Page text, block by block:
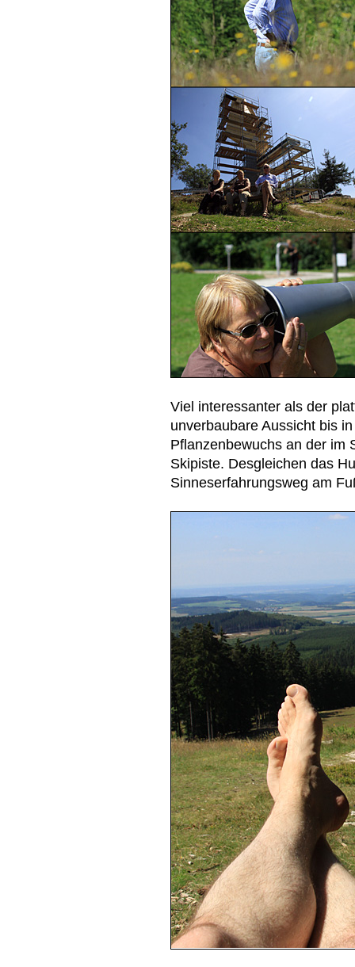
Viel interessanter als der
unverbaubare Aussicht bis
Pflanzenbewuchs an der im
Skipiste. Desgleichen das
Sinneserfahrungsweg am